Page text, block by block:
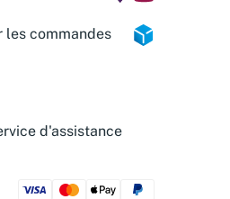
les commandes
d'assistance